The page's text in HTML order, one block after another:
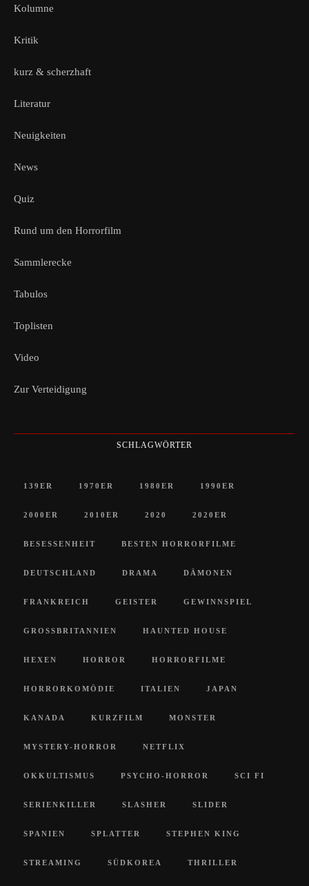
Kolumne
Kritik
kurz & scherzhaft
Literatur
Neuigkeiten
News
Quiz
Rund um den Horrorfilm
Sammlerecke
Tabulos
Toplisten
Video
Zur Verteidigung
SCHLAGWÖRTER
139ER 1970ER 1980ER 1990ER
2000ER 2010ER 2020 2020ER
BESESSENHEIT BESTEN HORRORFILME
DEUTSCHLAND DRAMA DÄMONEN
FRANKREICH GEISTER GEWINNSPIEL
GROSSBRITANNIEN HAUNTED HOUSE
HEXEN HORROR HORRORFILME
HORRORKOMÖDIE ITALIEN JAPAN
KANADA KURZFILM MONSTER
MYSTERY-HORROR NETFLIX
OKKULTISMUS PSYCHO-HORROR SCI FI
SERIENKILLER SLASHER SLIDER
SPANIEN SPLATTER STEPHEN KING
STREAMING SÜDKOREA THRILLER